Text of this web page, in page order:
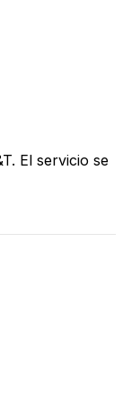
El servicio se